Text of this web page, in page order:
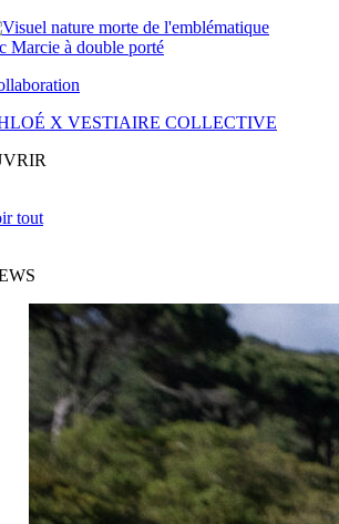
X VESTIAIRE COLLECTIVE
tout